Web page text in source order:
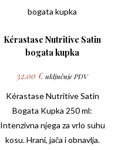
Kérastase Nutritive Satin
bogata kupka
32.00 € uključuje PDV
Kérastase Nutritive Satin
Bogata Kupka 250 ml:
Intenzivna njega za vrlo suhu
kosu. Hrani, jača i obnavlja.